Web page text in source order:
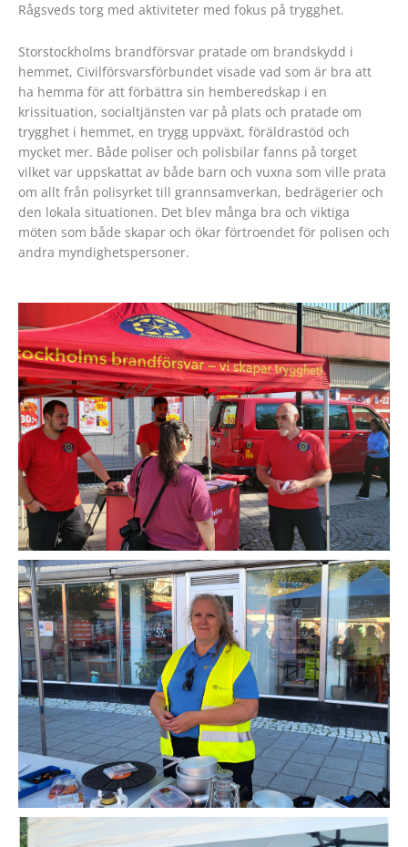
Rågsveds torg med aktiviteter med fokus på trygghet.
Storstockholms brandförsvar pratade om brandskydd i
hemmet, Civilförsvarsförbundet visade vad som är bra att
ha hemma för att förbättra sin hemberedskap i en
krissituation, socialtjänsten var på plats och pratade om
trygghet i hemmet, en trygg uppväxt, föräldrastöd och
mycket mer. Både poliser och polisbilar fanns på torget
vilket var uppskattat av både barn och vuxna som ville prata
om allt från polisyrket till grannsamverkan, bedrägerier och
den lokala situationen. Det blev många bra och viktiga
möten som både skapar och ökar förtroendet för polisen och
andra myndighetspersoner.